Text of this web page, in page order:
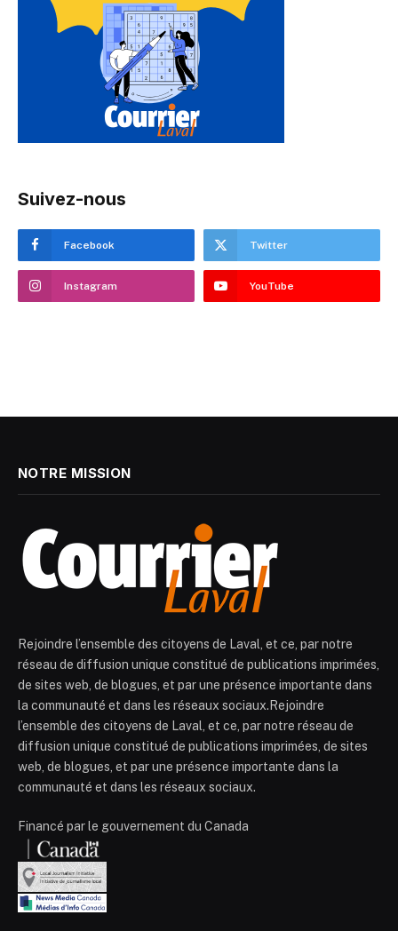
Suivez-nous
Facebook Twitter
Instagram YouTube
NOTRE MISSION
Rejoindre l’ensemble des citoyens de Laval, et ce, par notre
réseau de diffusion unique constitué de publications imprimées,
de sites web, de blogues, et par une présence importante dans
la communauté et dans les réseaux sociaux.Rejoindre
l’ensemble des citoyens de Laval, et ce, par notre réseau de
diffusion unique constitué de publications imprimées, de sites
web, de blogues, et par une présence importante dans la
communauté et dans les réseaux sociaux.
Financé par le gouvernement du Canada